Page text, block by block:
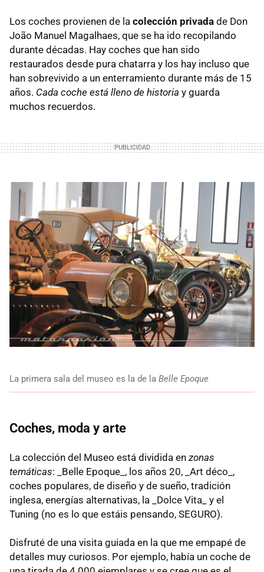
Los coches provienen de la colección privada de Don
João Manuel Magalhaes, que se ha ido recopilando
durante décadas. Hay coches que han sido
restaurados desde pura chatarra y los hay incluso que
han sobrevivido a un enterramiento durante más de 15
años. Cada coche está lleno de historia y guarda
muchos recuerdos.
La primera sala del museo es la de la Belle Epoque
Coches, moda y arte
La colección del Museo está dividida en zonas
temáticas: _Belle Epoque_, los años 20, _Art déco_,
coches populares, de diseño y de sueño, tradición
inglesa, energías alternativas, la _Dolce Vita_ y el
Tuning (no es lo que estáis pensando, SEGURO).
Disfruté de una visita guiada en la que me empapé de
detalles muy curiosos. Por ejemplo, había un coche de